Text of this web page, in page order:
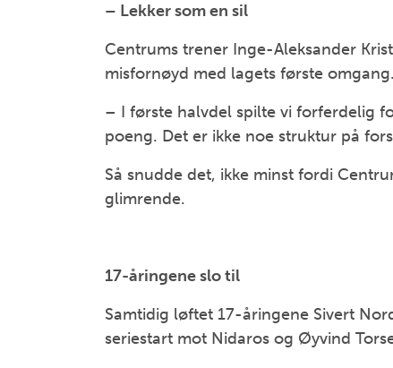
– Lekker som en sil
Centrums trener Inge-Aleksander
misfornøyd med lagets første omgang.
– I første halvdel spilte vi forferdelig
poeng. Det er ikke noe struktur på
Så snudde det, ikke minst fordi
glimrende.
17-åringene slo til
Samtidig løftet 17-åringene Sivert
seriestart mot Nidaros og Øyvind